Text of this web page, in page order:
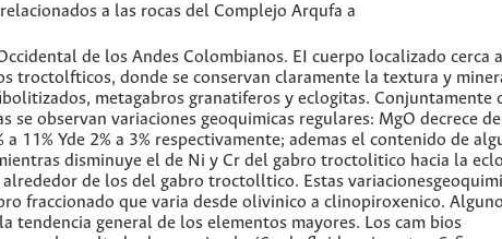
a las rocas del Complejo Arqufa a
de los Andes Colombianos. EI cuerpo localizado cerca a
troctolfticos, donde se conservan claramente la textura y
metagabros granatiferos y eclogitas. Conjuntamente
observan variaciones geoquimicas regulares: MgO decrece de
11% Yde 2% a 3% respectivamente; ademas el contenido de
disminuye el de Ni y Cr del gabro troctolitico hacia la
de los del gabro troctolltico. Estas
fraccionado que varia desde olivinico a clinopiroxenico.
tendencia general de los elementos mayores. Los cam bios